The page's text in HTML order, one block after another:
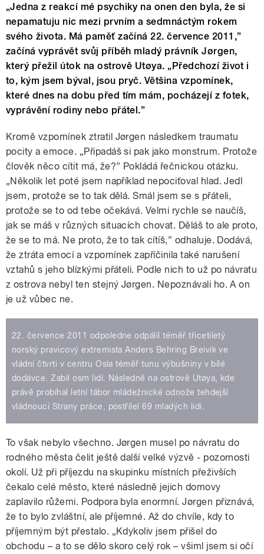
„Jedna z reakcí mé psychiky na onen den byla, že si
nepamatuju nic mezi prvním a sedmnáctým rokem
svého života. Má paměť začíná 22. července 2011,”
začíná vyprávět svůj příběh mladý právník Jørgen,
který přežil útok na ostrově Utøya. „Předchozí život i
to, kým jsem býval, jsou pryč. Většina vzpomínek,
které dnes na dobu před tím mám, pocházejí z fotek,
vyprávění rodiny nebo přátel.”
Kromě vzpomínek ztratil Jørgen následkem traumatu
pocity a emoce. „Připadáš si pak jako monstrum. Protože
člověk něco cítit má, že?” Pokládá řečnickou otázku.
„Několik let poté jsem například nepociťoval hlad. Jedl
jsem, protože se to tak dělá. Smál jsem se s přáteli,
protože se to od tebe očekává. Velmi rychle se naučíš,
jak se máš v různých situacích chovat. Děláš to ale proto,
že se to má. Ne proto, že to tak cítíš,” odhaluje. Dodává,
že ztráta emocí a vzpomínek zapříčinila také narušení
vztahů s jeho blízkými přáteli. Podle nich to už po návratu
z ostrova nebyl ten stejný Jørgen. Nepoznávali ho. A on
je už vůbec ne.
22. července 2011 odpoledne odpálil téměř třicetiletý
norský pravicový extremista Anders Behring Breivik ve
vládní čtvrti v centru Osla téměř tunu výbušniny v bílé
dodávce. Zabil osm lidí. Následně na ostrově Utøya, kde
právě probíhal letní tábor mládežnické odnože tehdejší
vládnoucí Strany práce, postřílel 69 mladých lidí.
To však nebylo všechno. Jørgen musel po návratu do
rodného města čelit ještě další velké výzvě - pozornosti
okolí. Už při příjezdu na skupinku místních přeživších
čekalo celé město, které následně jejich domovy
zaplavilo růžemi. Podpora byla enormní. Jørgen přiznává,
že to bylo zvláštní, ale příjemné. Až do chvíle, kdy to
příjemným být přestalo. „Kdykoliv jsem přišel do
obchodu – a to se dělo skoro celý rok – všiml jsem si očí